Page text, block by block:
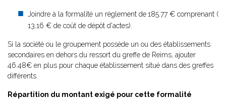
Joindre à la formalité un règlement de185.77 € comprenant (
13,16 € de coût de dépôt d'actes).
Si la société ou le groupement possède un ou des établissements
secondaires en dehors du ressort du greffe de Reims, ajouter
46.48€ en plus pour chaque établissement situé dans des greffes
différents.
Répartition du montant exigé pour cette formalité